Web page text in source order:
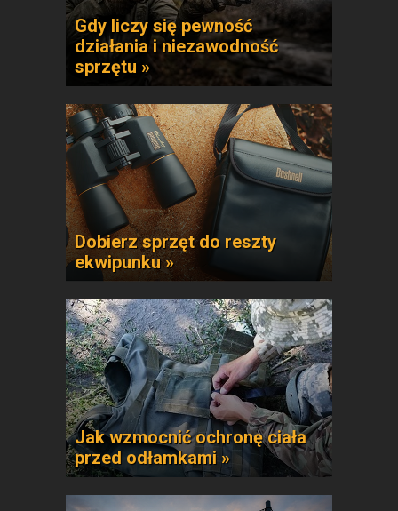
Gdy liczy się pewność
działania i niezawodność
sprzętu »
Dobierz sprzęt do reszty
ekwipunku »
Jak wzmocnić ochronę ciała
przed odłamkami »